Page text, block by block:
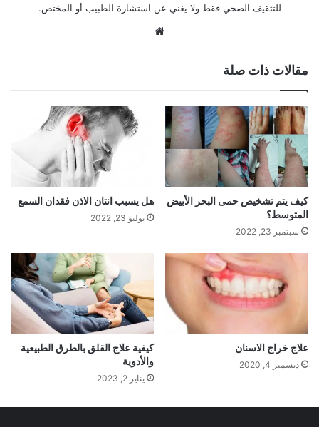
للتثقيف الصحي فقط ولا يغني عن استشارة الطبيب أو المختص.
مقالات ذات صلة
كيف يتم تشخيص حمى البحر الأبيض
المتوسط؟
سبتمبر 23, 2022
هل يسبب انتان الاذن فقدان السمع
يوليو 23, 2022
علاج خراج الاسنان
ديسمبر 4, 2020
كيفية علاج القلق بالطرق الطبيعية
والأدوية
يناير 2, 2023